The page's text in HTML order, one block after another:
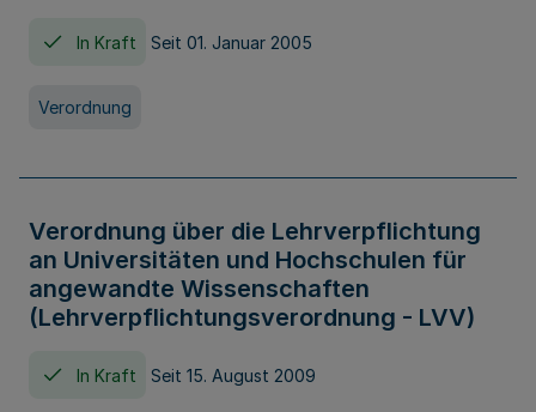
In Kraft Seit 01. Januar 2005
Verordnung
Verordnung über die Lehrverpflichtung
an Universitäten und Hochschulen für
angewandte Wissenschaften
(Lehrverpflichtungsverordnung - LVV)
In Kraft Seit 15. August 2009